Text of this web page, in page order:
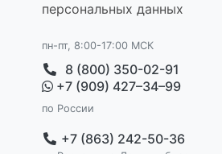
персональных данных
пн-пт, 8:00-17:00 МСК
8 (800) 350-02-91
+7 (909) 427–34–99
по России
+7 (863) 242-50-36